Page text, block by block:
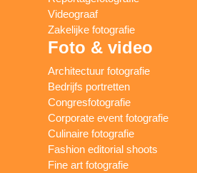
Videograaf
Zakelijke fotografie
Foto & video
Architectuur fotografie
Bedrijfs portretten
Congresfotografie
Corporate event fotografie
Culinaire fotografie
Fashion editorial shoots
Fine art fotografie